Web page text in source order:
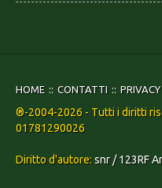
HOME CONTATTI
®-2004-2026 - Tutti i diritti
01781290026
Diritto d'autore:snr / 123RF